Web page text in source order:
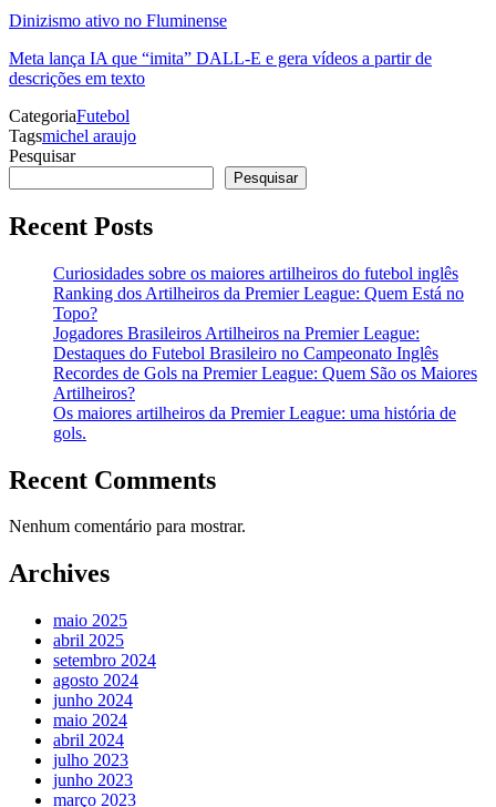
Dinizismo ativo no Fluminense
Meta lança IA que “imita” DALL-E e gera vídeos a partir de
descrições em texto
CategoriaFutebol
Tagsmichel araujo
Pesquisar
Pesquisar
Recent Posts
Curiosidades sobre os maiores artilheiros do futebol inglês
Ranking dos Artilheiros da Premier League: Quem Está no
Topo?
Jogadores Brasileiros Artilheiros na Premier League:
Destaques do Futebol Brasileiro no Campeonato Inglês
Recordes de Gols na Premier League: Quem São os Maiores
Artilheiros?
Os maiores artilheiros da Premier League: uma história de
gols.
Recent Comments
Nenhum comentário para mostrar.
Archives
maio 2025
abril 2025
setembro 2024
agosto 2024
junho 2024
maio 2024
abril 2024
julho 2023
junho 2023
março 2023